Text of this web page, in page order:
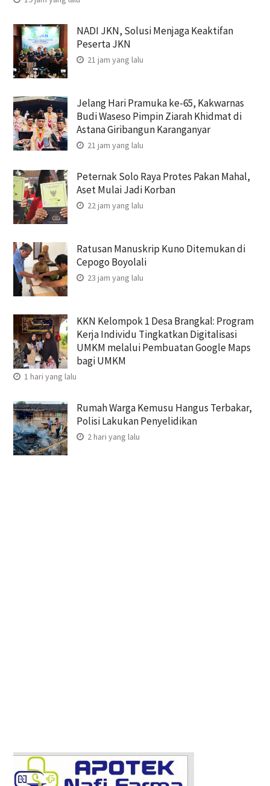
NADI JKN, Solusi Menjaga Keaktifan
Peserta JKN
21 jam yang lalu
Jelang Hari Pramuka ke-65, Kakwarnas
Budi Waseso Pimpin Ziarah Khidmat di
Astana Giribangun Karanganyar
21 jam yang lalu
Peternak Solo Raya Protes Pakan Mahal,
Aset Mulai Jadi Korban
22 jam yang lalu
Ratusan Manuskrip Kuno Ditemukan di
Cepogo Boyolali
23 jam yang lalu
KKN Kelompok 1 Desa Brangkal: Program
Kerja Individu Tingkatkan Digitalisasi
UMKM melalui Pembuatan Google Maps
bagi UMKM
1 hari yang lalu
Rumah Warga Kemusu Hangus Terbakar,
Polisi Lakukan Penyelidikan
2 hari yang lalu